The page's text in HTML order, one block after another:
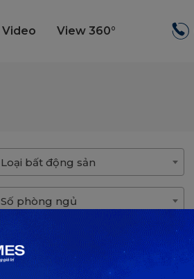
Video View 360°
Loại bất động sản
Số phòng ngủ